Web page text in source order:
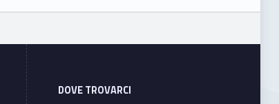
DOVE TROVARCI